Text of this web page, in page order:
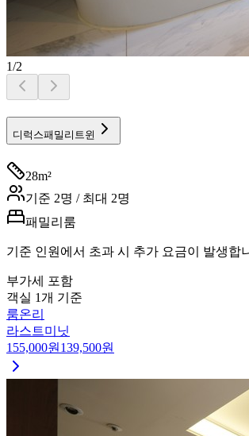
1/2
디럭스패밀리트윈
28m²
기준 2명 / 최대 2명
패밀리룸
기준 인원에서 초과 시 추가 요금이 발생합
부가세 포함
객실 1개 기준
룸온리
라스트미닛
155,000원 139,500원